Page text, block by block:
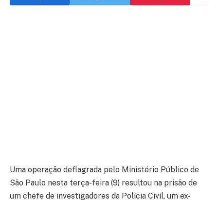
Uma operação deflagrada pelo Ministério Público de
São Paulo nesta terça-feira (9) resultou na prisão de
um chefe de investigadores da Polícia Civil, um ex-